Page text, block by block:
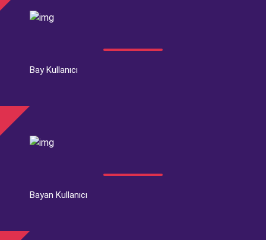
Bay Kullanıcı
Bayan Kullanıcı